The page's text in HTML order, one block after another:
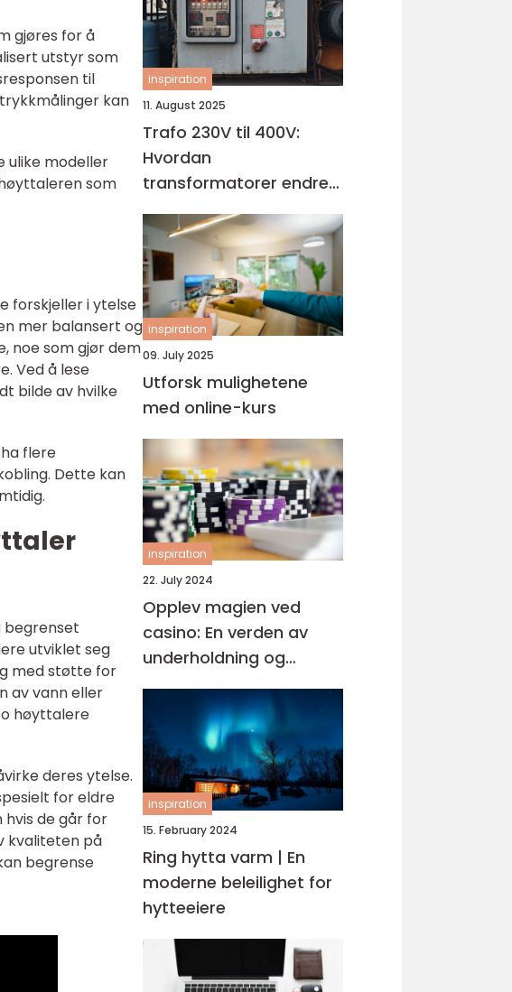
gjøres for å
utstyr som
til
kan
ulike modeller
som
forskjeller i ytelse
mer balansert og
noe som gjør dem
Ved å lese
bilde av hvilke
flere
Dette kan
begrenset
utviklet seg
med støtte for
av vann eller
høyttalere
deres ytelse.
for eldre
de går for
kvaliteten på
begrense
inspiration
11. August 2025
Trafo 230V til 400V:
Hvordan
transformatorer endrer
spenningen
inspiration
09. July 2025
Utforsk mulighetene
med online-kurs
inspiration
22. July 2024
Opplev magien ved
casino: En verden av
underholdning og
muligheter
inspiration
15. February 2024
Ring hytta varm | En
moderne beleilighet for
hytteeiere